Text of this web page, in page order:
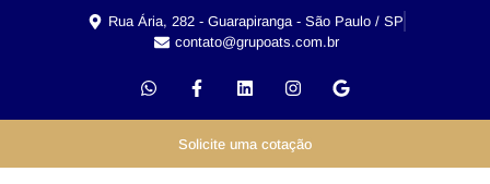
Rua Ária, 282 - Guarapiranga - São Paulo / SP
contato@grupoats.com.br
Solicite uma cotação